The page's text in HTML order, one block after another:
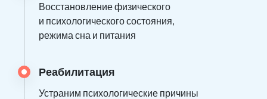
Восстановление физического
и психологического состояния,
режима сна и питания
Реабилитация
Устраним психологические причины